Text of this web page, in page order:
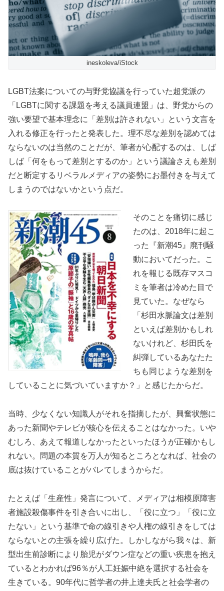
ineskoleva/iStock
LGBT法案についての与野党協議を行っていた超党派の
「LGBTに関する課題を考える議員連盟」は、野党からの
強い要望で基本理念に「差別は許されない」という文言を
入れる修正を行ったと発表した。理不尽な差別を認めては
ならないのは当然のことだが、筆者が心配するのは、しば
しば「何をもって差別とするのか」という議論さえも差別
だと断定するリベラルメディアの姿勢にお墨付きを与えて
しまうのではないかという点だ。
そのことを痛切に感じ
たのは、2018年に起こ
った『新潮45』廃刊騒
動においてだった。こ
れを報じる既存マスコ
ミを筆者は冷めた目で
見ていた。なぜなら
「杉田水脈論文は差別
といえば差別かもしれ
ないけれど、杉田氏を
糾弾しているあなたた
ちも同じような差別を
していることに気づいていますか？」と感じたからだ。
当時、少なくない知識人がそれを指摘したが、興奮状態に
あった新聞やテレビが核心を伝えることはなかった。いや
むしろ、あえて報道しなかったといったほうが正確かもし
れない。問題の本質を万人が知るところとなれば、社会の
底は抜けていることがバレてしまうからだ。
たとえば「生産性」発言について、メディアは相模原障害
者施設殺傷事件を引き合いに出し、「役に立つ」「役に立
たない」という基準で命の線引きや人権の線引きをしては
ならないとの主張を繰り広げた。しかしながら我々は、新
型出生前診断により胎児がダウン症などの重い疾患を抱え
ているとわかれば96％が人工妊娠中絶を選択する社会を
生きている。90年代に哲学者の井上達夫氏と社会学者の